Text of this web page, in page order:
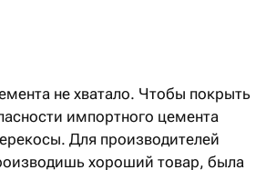
не хватало. Чтобы покрыть
импортного цемента
Для производителей
хороший товар, была